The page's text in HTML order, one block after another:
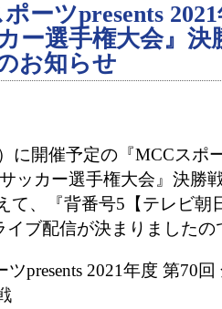
ポーツpresents
ー選手権大会』決
お知らせ
に開催予定の『MCCスポ
ッカー選手権大会』決勝
て、『背番号5【テレビ朝
イブ配信が決まりました
ツpresents 2021年度 第70